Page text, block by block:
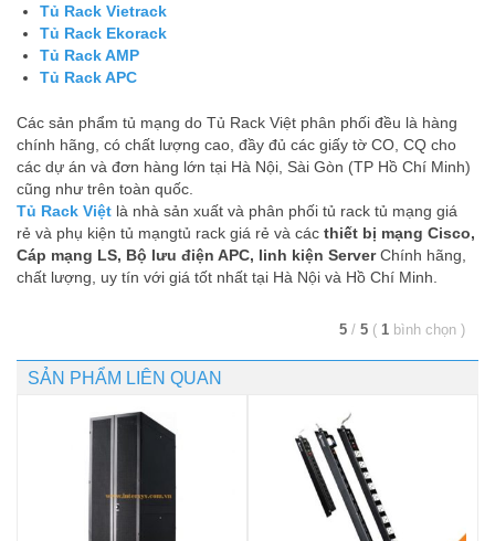
Tủ Rack Vietrack
Tủ Rack Ekorack
Tủ Rack AMP
Tủ Rack APC
Các sản phẩm tủ mạng do Tủ Rack Việt phân phối đều là hàng
chính hãng, có chất lượng cao, đầy đủ các giấy tờ CO, CQ cho
các dự án và đơn hàng lớn tại Hà Nội, Sài Gòn (TP Hồ Chí Minh)
cũng như trên toàn quốc.
Tủ Rack Việt là nhà sản xuất và phân phối tủ rack tủ mạng giá
rẻ và phụ kiện tủ mạngtủ rack giá rẻ và các thiết bị mạng Cisco,
Cáp mạng LS, Bộ lưu điện APC, linh kiện ServerChính hãng,
chất lượng, uy tín với giá tốt nhất tại Hà Nội và Hồ Chí Minh.
5 / 5 ( 1 bình chọn )
SẢN PHẨM LIÊN QUAN